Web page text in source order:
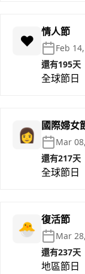
❤️ 情人節
Feb
還有195天
全球節日
👩 國際婦女
Mar
還有217天
全球節日
🐣 復活節
Mar
還有237天
地區節日